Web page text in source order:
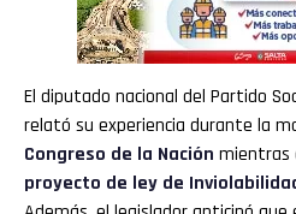
El diputado nacional del Partido
relató su experiencia durante la
Congreso de la Nación mientras
proyecto de ley de